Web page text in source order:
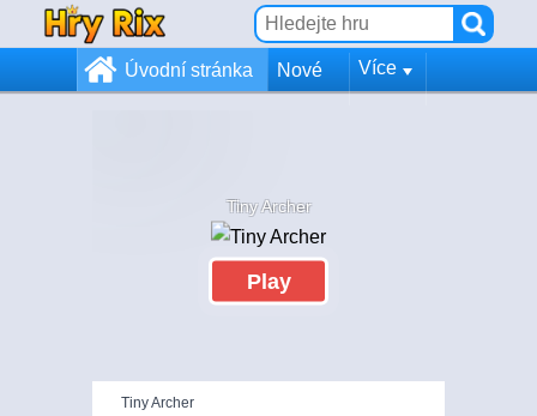
Úvodní stránka Nové Více
Tiny Archer
Play
Tiny Archer